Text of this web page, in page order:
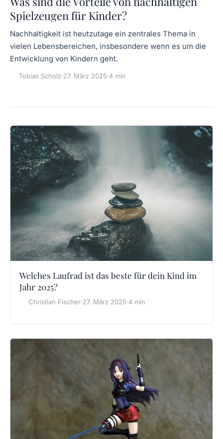
Spielzeugen für Kinder?
Nachhaltigkeit ist heutzutage ein zentrales Thema in
vielen Lebensbereichen, insbesondere wenn es um die
Entwicklung von Kindern geht.
Tobias Scholz·27. März 2025·4 min
Welches Laufrad ist das beste für dein Kind im
Jahr 2025?
Christian Fischer·27. März 2025·4 min